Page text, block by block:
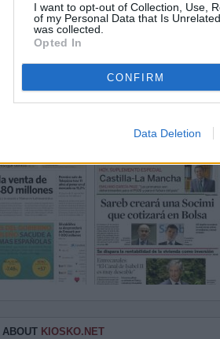
I want to opt-out of Collection, Use,
of my Personal Data that Is
was collected.
Opted In
CONFIRM
Data Deletion
ABOUT KIOSKO.NET